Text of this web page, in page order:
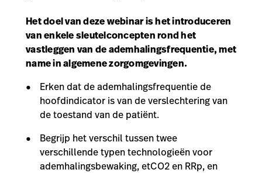
Het doel van deze webinar is het introduceren
van enkele sleutelconcepten rond het
vastleggen van de ademhalingsfrequentie, met
name in algemene zorgomgevingen.
Erken dat de ademhalingsfrequentie de
hoofdindicator is van de verslechtering van
de toestand van de patiënt.
Begrijp het verschil tussen twee
verschillende typen technologieën voor
ademhalingsbewaking, etCO2 en RRp, en